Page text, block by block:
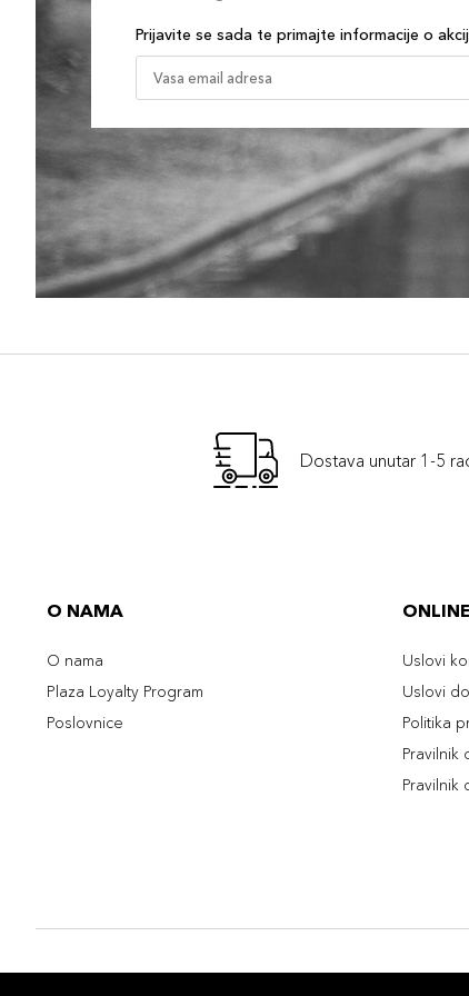
Prijavite se sada te primajte informacije o
Dostava unutar 1-5
O NAMA
O nama
Plaza Loyalty Program
Poslovnice
Uslovi
Uslovi
Politika
Pravilnik
Pravilnik